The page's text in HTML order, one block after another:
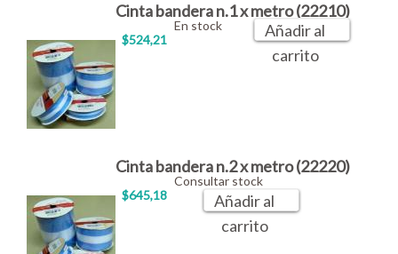
Cinta bandera n.1 x metro (22210)
$524,21
En stock
Añadir al
carrito
Cinta bandera n.2 x metro (22220)
$645,18
Consultar stock
Añadir al
carrito